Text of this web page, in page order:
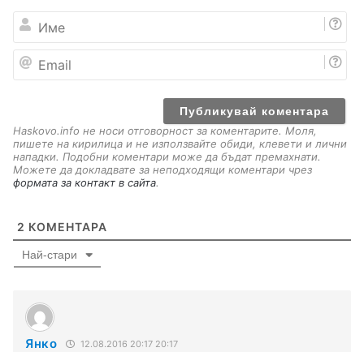
е
a
Haskovo.info не носи отговорност за коментарите. Моля,
пишете на кирилица и не използвайте обиди, клевети и лични
нападки. Подобни коментари може да бъдат премахнати.
Можете да докладвате за неподходящи коментари чрез
формата за контакт в сайта.
2 КОМЕНТАРА
Най-стари
Янко 12.08.2016 20:17 20:17